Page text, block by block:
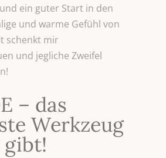
ein guter Start in den
und warme Gefühl von
schenkt mir
und jegliche Zweifel
– das
Werkzeug
gibt!